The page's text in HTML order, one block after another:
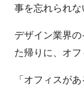
事を忘れられな
デザイン業界
た帰りに、オフ
「オフィスが